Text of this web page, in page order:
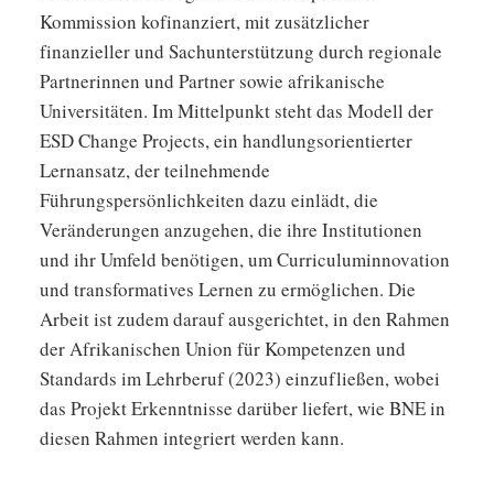
Kommission kofinanziert, mit zusätzlicher
finanzieller und Sachunterstützung durch regionale
Partnerinnen und Partner sowie afrikanische
Universitäten. Im Mittelpunkt steht das Modell der
ESD Change Projects, ein handlungsorientierter
Lernansatz, der teilnehmende
Führungspersönlichkeiten dazu einlädt, die
Veränderungen anzugehen, die ihre Institutionen
und ihr Umfeld benötigen, um Curriculuminnovation
und transformatives Lernen zu ermöglichen. Die
Arbeit ist zudem darauf ausgerichtet, in den Rahmen
der Afrikanischen Union für Kompetenzen und
Standards im Lehrberuf (2023) einzufließen, wobei
das Projekt Erkenntnisse darüber liefert, wie BNE in
diesen Rahmen integriert werden kann.